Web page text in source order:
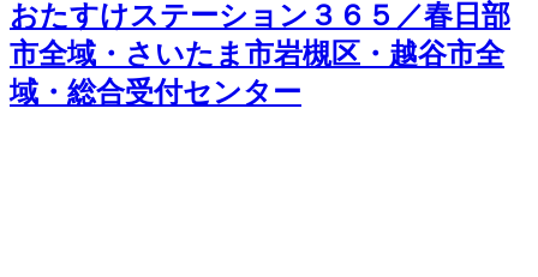
おたすけステーション３６５／春日部
市全域・さいたま市岩槻区・越谷市全
域・総合受付センター